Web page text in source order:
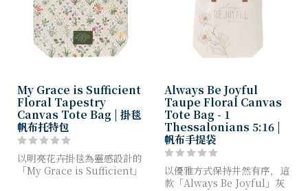
My Grace is Sufficient
Floral Tapestry
Canvas Tote Bag | 掛毯
帆布托特包
以明亮花卉掛毯為靈感設計的
「My Grace is Sufficient」
Always Be Joyful
Taupe Floral Canvas
Tote Bag - 1
Thessalonians 5:16 |
帆布手提袋
以優雅方式保持井然有序，這
款「Always Be Joyful」灰